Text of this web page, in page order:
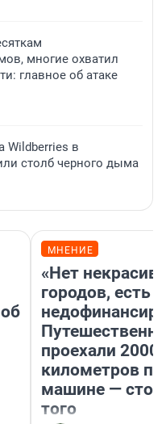
многие охватил
главное об атаке
Wildberries в
столб черного дыма
МНЕНИЕ
«Нет
городов, есть
проехали 2000
километров по
машине —
того